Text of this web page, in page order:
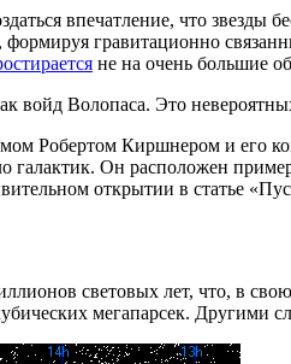
впечатление, что
гравитационно
не на очень большие
войд Волопаса. Это
Робертом Киршнером и
галактик. Он расположен
открытии в статье
световых лет, что, в
мегапарсек. Другими